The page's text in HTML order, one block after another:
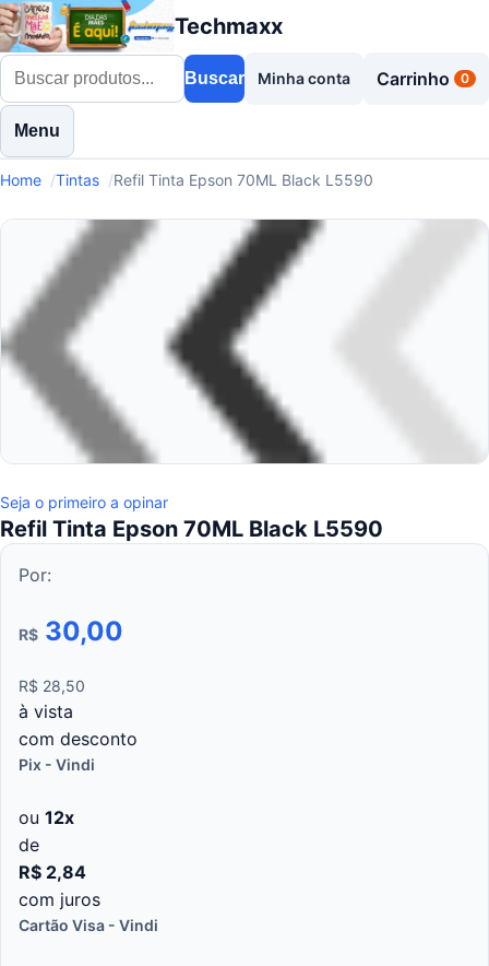
Techmaxx
Buscar Minha conta Carrinho 0
Menu
Home Tintas Refil Tinta Epson 70ML Black L5590
Seja o primeiro a opinar
Refil Tinta Epson 70ML Black L5590
Por:
R$ 30,00
R$ 28,50
à vista
com desconto
Pix - Vindi
ou 12x
de
R$ 2,84
com juros
Cartão Visa - Vindi